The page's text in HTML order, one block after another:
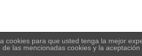
cookies para que usted tenga la mejor
de las mencionadas cookies y la